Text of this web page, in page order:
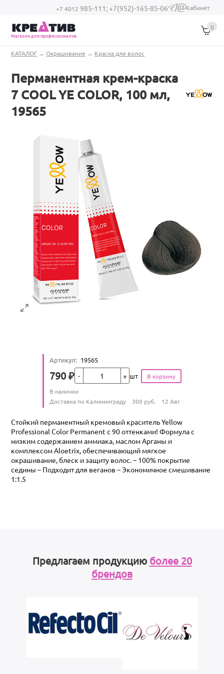
Перейти к основному содержанию
+7 4012 985-111;+7(952)-165-85-06
(link sends e-
Кабинет
Магазин для профессионалов
0
Вы здесь
КАТАЛОГ →Окрашивание → Краска для волос
Перманентная крем-краска
7 COOL YE COLOR, 100 мл,
19565
Артикул: 19565
Цена
790 ₽ шт
Количество
В наличии
Условия доставки
Доставка по Калининграду 300 руб. 12 Авг
Стойкий перманентный кремовый краситель Yellow
Professional Color Permanent с 90 оттенками! Формула с
низким содержанием аммиака, маслом Арганы и
комплексом Aloetrix, обеспечивающий мягкое
окрашивание, блеск и защиту волос. – 100% покрытие
седины – Подходит для веганов – Экономичное смешивание
1:1.5
Предлагаем продукцию более 20
брендов